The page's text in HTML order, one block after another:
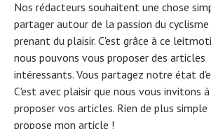
Nos rédacteurs souhaitent une chose
partager autour de la passion du cyclisme
prenant du plaisir. C'est grâce à ce
nous pouvons vous proposer des articles
intéressants. Vous partagez notre état
C'est avec plaisir que nous vous invitons à
proposer vos articles. Rien de plus simple
propose mon article !